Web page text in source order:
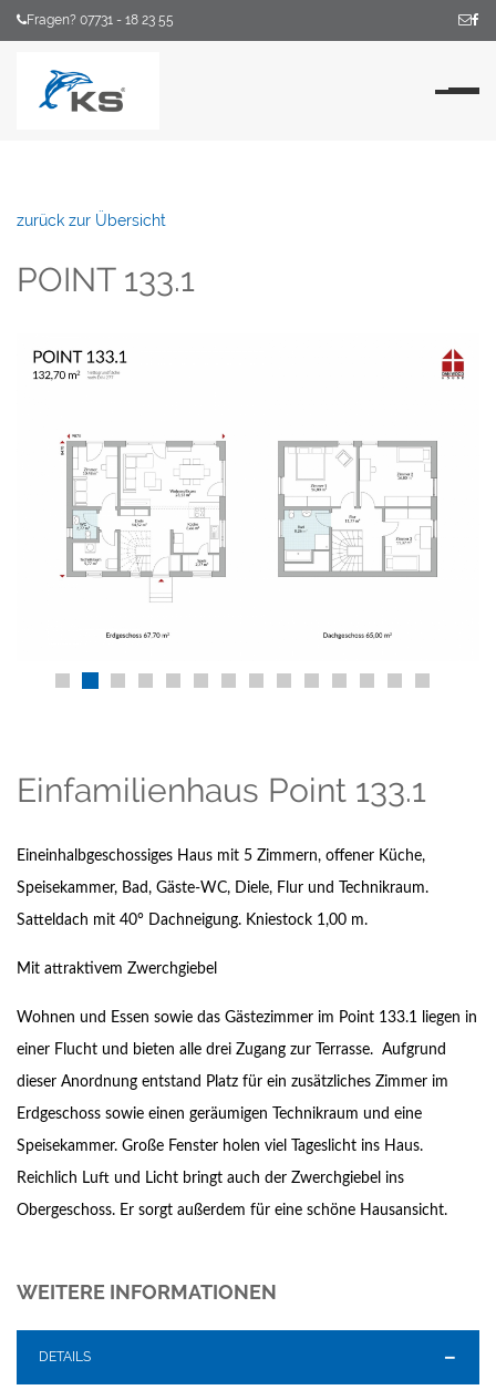
Fragen? 07731 - 18 23 55
zurück zur Übersicht
POINT 133.1
Einfamilienhaus Point 133.1
Eineinhalbgeschossiges Haus mit 5 Zimmern, offener Küche,
Speisekammer, Bad, Gäste-WC, Diele, Flur und Technikraum.
Satteldach mit 40° Dachneigung. Kniestock 1,00 m.
Mit attraktivem Zwerchgiebel
Wohnen und Essen sowie das Gästezimmer im Point 133.1 liegen in
einer Flucht und bieten alle drei Zugang zur Terrasse. Aufgrund
dieser Anordnung entstand Platz für ein zusätzliches Zimmer im
Erdgeschoss sowie einen geräumigen Technikraum und eine
Speisekammer. Große Fenster holen viel Tageslicht ins Haus.
Reichlich Luft und Licht bringt auch der Zwerchgiebel ins
Obergeschoss. Er sorgt außerdem für eine schöne Hausansicht.
WEITERE INFORMATIONEN
DETAILS